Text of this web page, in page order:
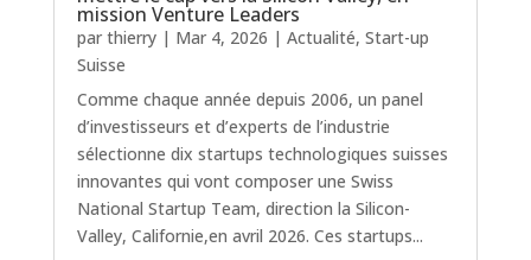
mission Venture Leaders
par thierry| Mar 4, 2026 | Actualité, Start-up
Suisse
Comme chaque année depuis 2006, un panel
d’investisseurs et d’experts de l’industrie
sélectionne dix startups technologiques suisses
innovantes qui vont composer une Swiss
National Startup Team, direction la Silicon-
Valley, Californie,en avril 2026. Ces startups...